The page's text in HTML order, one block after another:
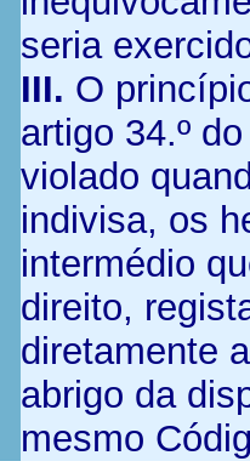
seria
III. O
artigo 34.º
violado
indivisa, os
intermédio
direito,
diretamente
abrigo da
mesmo